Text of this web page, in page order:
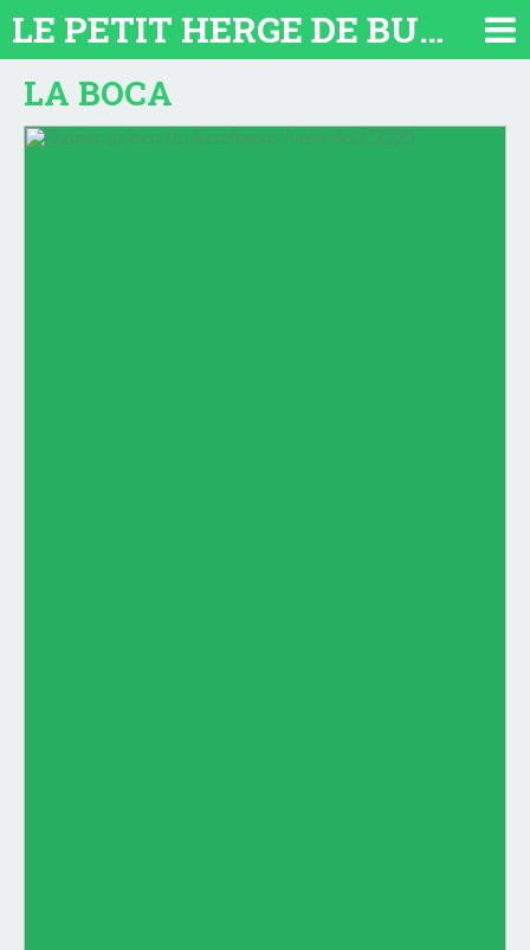
LE PETIT HERGE DE BUENOS AIRES 2026. TOUT SUR L'ARGENTINE
LA BOCA